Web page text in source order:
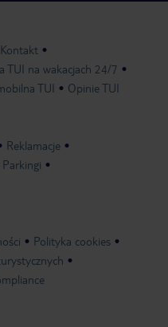
Kontakt
TUI na wakacjach 24/7
TUI Opinie TUI
Reklamacje
Parkingi
Polityka cookies